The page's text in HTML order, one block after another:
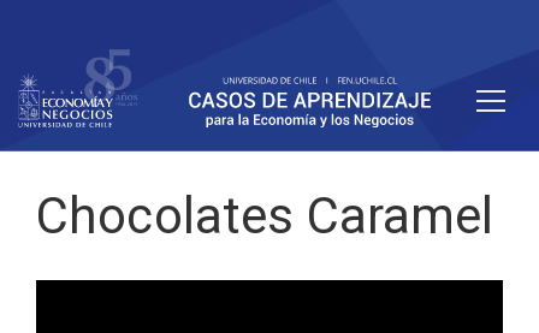
Chocolates Caramel